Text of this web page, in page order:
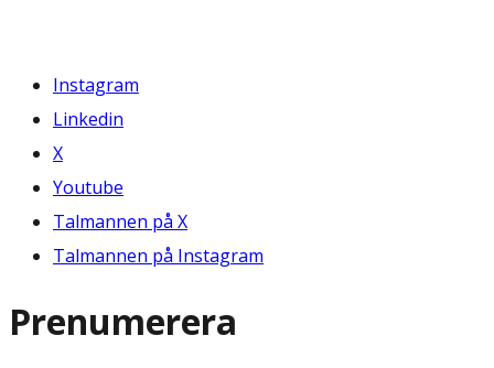
Instagram
Linkedin
X
Youtube
Talmannen på X
Talmannen på Instagram
Prenumerera